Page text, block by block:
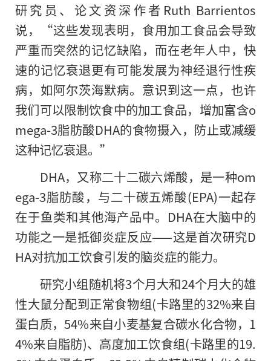
研究员、论文资深作者Ruth Barrientos
说，“这些发现表明，食用加工食品会导致
严重而突然的记忆缺陷，而在老年人中，快
速的记忆衰退更有可能发展为神经退行性疾
病，如阿尔茨海默病。意识到这一点，也许
我们可以限制饮食中的加工食品，增加富含o
mega-3脂肪酸DHA的食物摄入，防止或减缓
这种记忆衰退。”
DHA，又称二十二碳六烯酸，是一种om
ega-3脂肪酸，与二十碳五烯酸(EPA)一起存
在于鱼类和其他海产品中。DHA在大脑中的
功能之一是抵御炎症反应——这是首次研究D
HA对抗加工饮食引发的脑炎症的能力。
研究小组随机将3个月大和24个月大的雄
性大鼠分配到正常食物组(卡路里的32%来自
蛋白质，54%来自小麦基复合碳水化合物，1
4%来自脂肪)、高度加工饮食组(卡路里的19.